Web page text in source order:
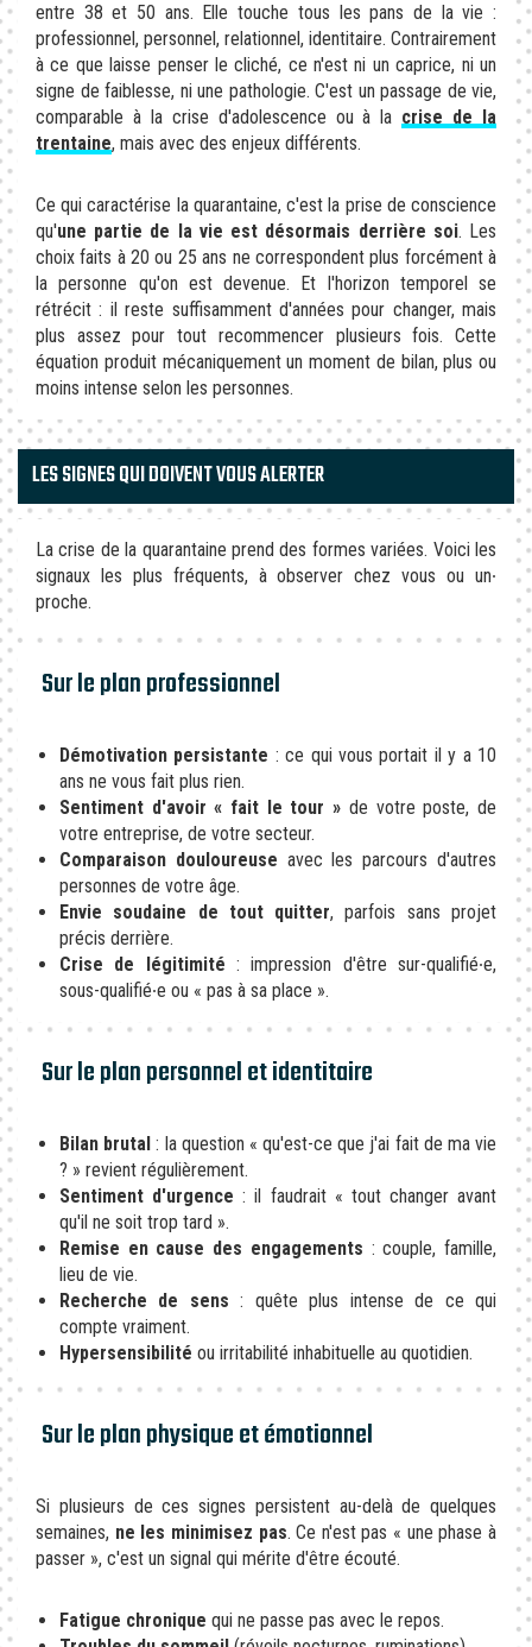
entre 38 et 50 ans. Elle touche tous les pans de la vie :
professionnel, personnel, relationnel, identitaire. Contrairement
à ce que laisse penser le cliché, ce n'est ni un caprice, ni un
signe de faiblesse, ni une pathologie. C'est un passage de vie,
comparable à la crise d'adolescence ou à la crise de la
trentaine, mais avec des enjeux différents.
Ce qui caractérise la quarantaine, c'est la prise de conscience
qu'une partie de la vie est désormais derrière soi. Les
choix faits à 20 ou 25 ans ne correspondent plus forcément à
la personne qu'on est devenue. Et l'horizon temporel se
rétrécit : il reste suffisamment d'années pour changer, mais
plus assez pour tout recommencer plusieurs fois. Cette
équation produit mécaniquement un moment de bilan, plus ou
moins intense selon les personnes.
LES SIGNES QUI DOIVENT VOUS ALERTER
La crise de la quarantaine prend des formes variées. Voici les
signaux les plus fréquents, à observer chez vous ou un∙
proche.
Sur le plan professionnel
Démotivation persistante : ce qui vous portait il y a 10
ans ne vous fait plus rien.
Sentiment d'avoir « fait le tour » de votre poste, de
votre entreprise, de votre secteur.
Comparaison douloureuse avec les parcours d'autres
personnes de votre âge.
Envie soudaine de tout quitter, parfois sans projet
précis derrière.
Crise de légitimité : impression d'être sur-qualifié∙e,
sous-qualifié∙e ou « pas à sa place ».
Sur le plan personnel et identitaire
Bilan brutal : la question « qu'est-ce que j'ai fait de ma vie
? » revient régulièrement.
Sentiment d'urgence : il faudrait « tout changer avant
qu'il ne soit trop tard ».
Remise en cause des engagements : couple, famille,
lieu de vie.
Recherche de sens : quête plus intense de ce qui
compte vraiment.
Hypersensibilité ou irritabilité inhabituelle au quotidien.
Sur le plan physique et émotionnel
Si plusieurs de ces signes persistent au-delà de quelques
semaines, ne les minimisez pas. Ce n'est pas « une phase à
passer », c'est un signal qui mérite d'être écouté.
Fatigue chronique qui ne passe pas avec le repos.